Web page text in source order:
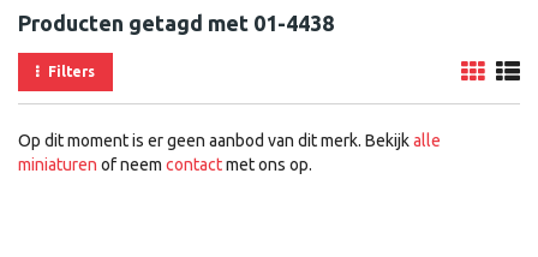
Producten getagd met 01-4438
Filters
Op dit moment is er geen aanbod van dit merk. Bekijkalle
miniaturen of neem contactmet ons op.